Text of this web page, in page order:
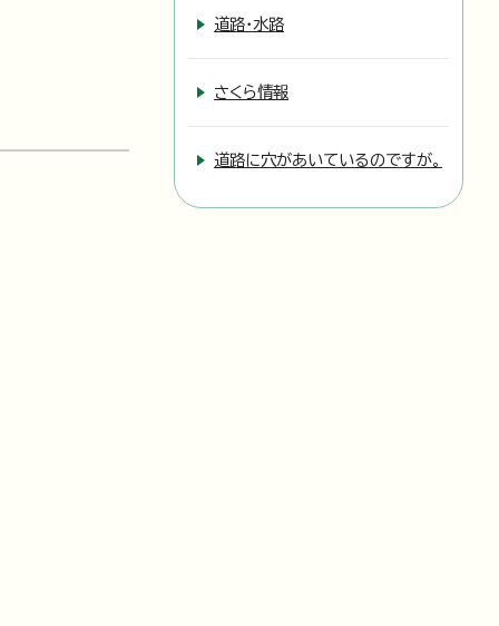
道路・水路
さくら情報
道路に穴があいているのですが。